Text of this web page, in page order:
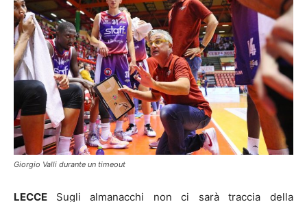
Giorgio Valli durante un timeout
LECCE Sugli almanacchi non ci sarà traccia della